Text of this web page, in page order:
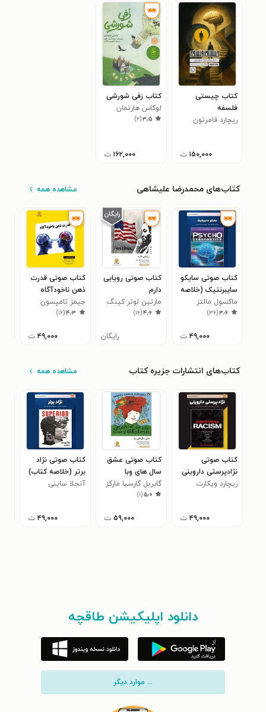
کتاب چیستی
فلسفه
ریچارد فامرتون
۱۵۰,۰۰۰ ت
کتاب زفی شورشی
لوکاس هارتمان
۳٫۵(۲)
۱۶۲,۰۰۰ ت
کتاب‌های محمدرضا علیشاهی مشاهده همه
کتاب صوتی سایکو
سایبرنتیک (خلاصه
کتاب)
ماکسول مالتز
۳٫۶(۳۶)
۴۹,۰۰۰ ت
کتاب صوتی رویایی
دارم
مارتین لوتر کینگ
جونیور
۴٫۶(۱۶)
رایگان
کتاب صوتی قدرت
ذهن ناخودآگاه
(خلاصه کتاب)
جیمز تامپسون
۴٫۳(۱۶)
۴۹,۰۰۰ ت
کتاب‌های انتشارات جزیره کتاب مشاهده همه
کتاب صوتی
نژادپرستی داروینی
(خلاصه کتاب)
ریچارد ویکارت
۴۹,۰۰۰ ت
کتاب صوتی عشق
سال های وبا
(خلاصه کتاب)
گابریل گارسیا مارکز
۵٫۰(۱)
۵۹,۰۰۰ ت
کتاب صوتی نژاد
برتر (خلاصه کتاب)
آنجلا ساینی
۴۹,۰۰۰ ت
دانلود اپلیکیشن طاقچه
... موارد دیگر